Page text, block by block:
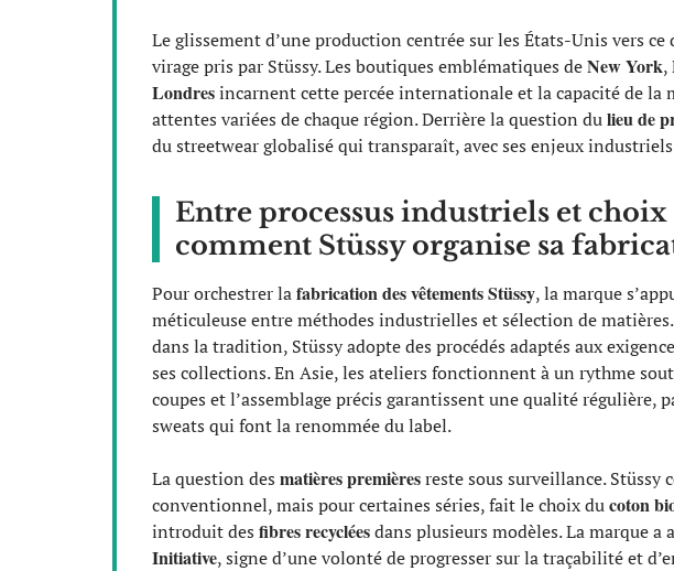
Le glissement d’une production centrée sur les États-Unis vers
virage pris par Stüssy. Les boutiques emblématiques deNew York,
Londresincarnent cette percée internationale et la capacité de la
attentes variées de chaque région. Derrière la question dulieu de
du streetwear globalisé qui transparaît, avec ses enjeux
Entre processus industriels et choix
comment Stüssy organise sa
Pour orchestrer lafabrication des vêtements Stüssy, la marque
méticuleuse entre méthodes industrielles et sélection de
dans la tradition, Stüssy adopte des procédés adaptés aux
ses collections. En Asie, les ateliers fonctionnent à un rythme
coupes et l’assemblage précis garantissent une qualité
sweats qui font la renommée du label.
La question des matières premièresreste sous surveillance.
conventionnel, mais pour certaines séries, fait le choix ducoton
introduit des fibres recycléesdans plusieurs modèles. La marque a
Initiative, signe d’une volonté de progresser sur la traçabilité et